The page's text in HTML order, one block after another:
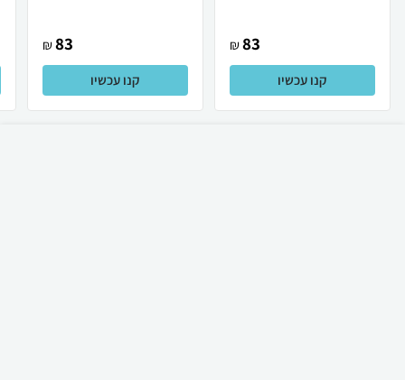
83
₪
קנו עכשיו
83
₪
קנו עכשיו